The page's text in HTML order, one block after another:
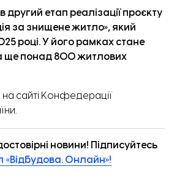
другий етап реалізації проєкту
за знищене житло», який
році. У його рамках стане
ще понад 800 житлових
на сайті Конфедерації
новини! Підписуйтесь
Онлайн»!